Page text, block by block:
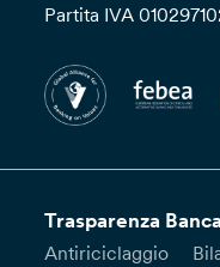
Partita IVA
Trasparenza
Antiriciclaggio